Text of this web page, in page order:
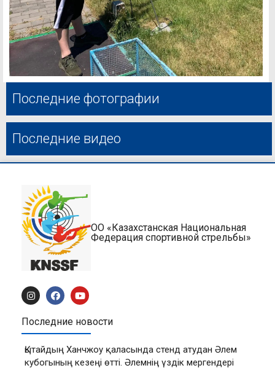
Последние фотографии
Последние видео
ОО «Казахстанская Национальная
Федерация спортивной стрельбы»
Последние новости
Қытайдың Ханчжоу қаласында стенд атудан Әлем
кубогының кезеңі өтті. Әлемнің үздік мергендері